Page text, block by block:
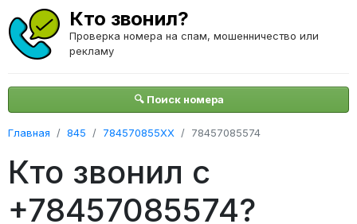
Кто звонил?
Проверка номера на спам, мошенничество или
рекламу
🔍 Поиск номера
Главная 845 784570855XX 78457085574
Кто звонил с
+78457085574?